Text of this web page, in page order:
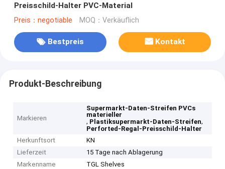
Preisschild-Halter PVC-Material
Preis：negotiable MOQ：Verkäuflich
Bestpreis Kontakt
Produkt-Beschreibung
Markieren
Supermarkt-Daten-Streifen PVCs
materieller
, Plastiksupermarkt-Daten-Streifen,
Perforted-Regal-Preisschild-Halter
Herkunftsort
KN
Lieferzeit
15 Tage nach Ablagerung
Markenname
TGL Shelves